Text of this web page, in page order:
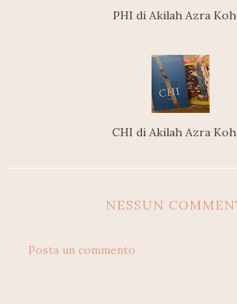
PHI di Akilah Azra
CHI di Akilah Azra
NESSUN
Posta un commento